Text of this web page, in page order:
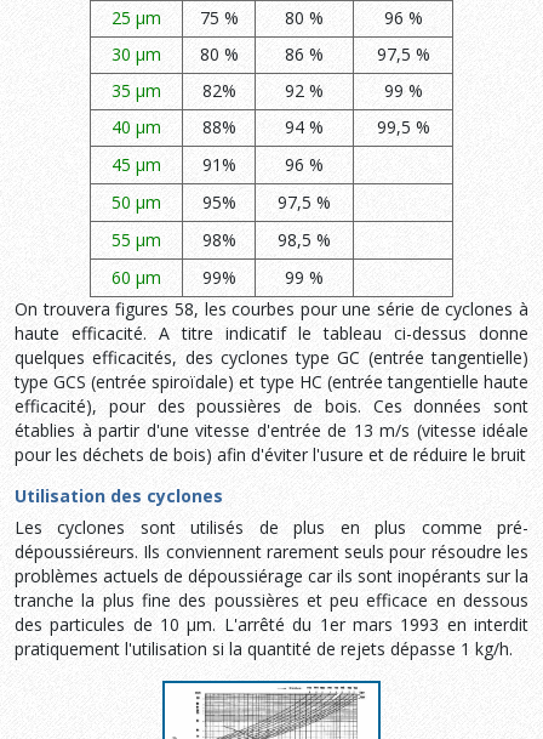
25 µm
75 % 80 %
96 %
30 µm
80 % 86 %
97,5 %
35 µm
82% 92 %
99 %
40 µm
88% 94 %
99,5 %
45 µm
91%
96 %
50 µm
95%
97,5 %
55 µm
98%
98,5 %
60 µm
99%
99 %
On trouvera figures 58, les courbes pour une série de cyclones à
haute efficacité. A titre indicatif le tableau ci-dessus donne
quelques efficacités, des cyclones type GC (entrée tangentielle)
type GCS (entrée spiroïdale) et type HC (entrée tangentielle haute
efficacité), pour des poussières de bois. Ces données sont
établies à partir d'une vitesse d'entrée de 13 m/s (vitesse idéale
pour les déchets de bois) afin d'éviter l'usure et de réduire le bruit
Utilisation des cyclones
Les cyclones sont utilisés de plus en plus comme pré-
dépoussiéreurs. Ils conviennent rarement seuls pour résoudre les
problèmes actuels de dépoussiérage car ils sont inopérants sur la
tranche la plus fine des poussières et peu efficace en dessous
des particules de 10 µm. L'arrêté du 1er mars 1993 en interdit
pratiquement l'utilisation si la quantité de rejets dépasse 1 kg/h.